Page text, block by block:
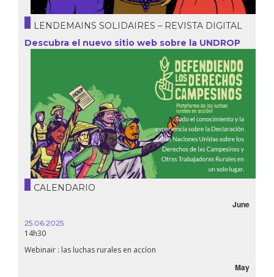
LENDEMAINS SOLIDAIRES – REVISTA DIGITAL
Descubra el nuevo sitio web sobre la UNDROP
CALENDARIO
June
25.06.2025
14h30
Webinair : las luchas rurales en accíon
May